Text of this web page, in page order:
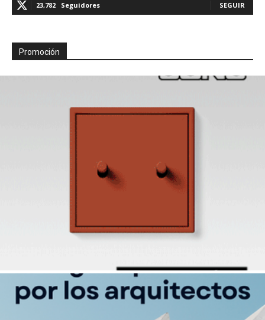
23,782 Seguidores SEGUIR
Promoción